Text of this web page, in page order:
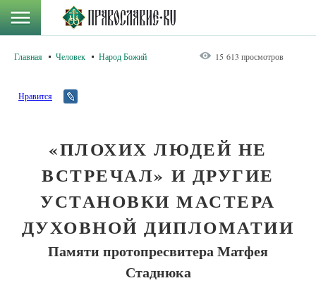
Главная Человек Народ Божий 15 613 просмотров
Нравится
«ПЛОХИХ ЛЮДЕЙ НЕ
ВСТРЕЧАЛ» И ДРУГИЕ
УСТАНОВКИ МАСТЕРА
ДУХОВНОЙ ДИПЛОМАТИИ
Памяти протопресвитера Матфея
Стаднюка